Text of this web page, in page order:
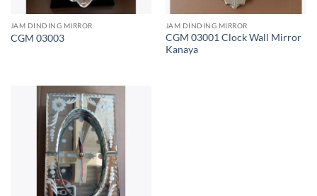
JAM DINDING MIRROR
CGM 03003
JAM DINDING MIRROR
CGM 03001 Clock Wall Mirror
Kanaya